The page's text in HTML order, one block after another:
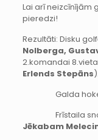
Lai arī neizcīnījām
pieredzi!
Rezultāti: Disku
Nolberga,
2.komandai
Erlends Stepāns).
Galda
Frīstaila
Jēkabam